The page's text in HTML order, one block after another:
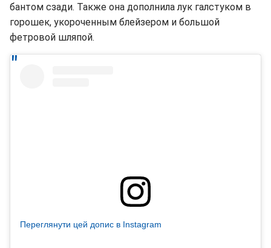
бантом сзади. Также она дополнила лук галстуком в
горошек, укороченным блейзером и большой
фетровой шляпой.
Переглянути цей допис в Instagram